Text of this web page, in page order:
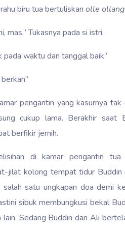
biru tua bertuliskanolle ollang
mas.” Tukasnya pada si istri.
waktu dan tanggal baik”
pengantin yang kasurnya
cukup lama. Berakhir saat
berfikir jernih.
di kamar pengantin tua
jilat kolong tempat tidur Buddin
satu ungkapan doa demi
sibuk membungkusi bekal
lain. Sedang Buddin dan Ali